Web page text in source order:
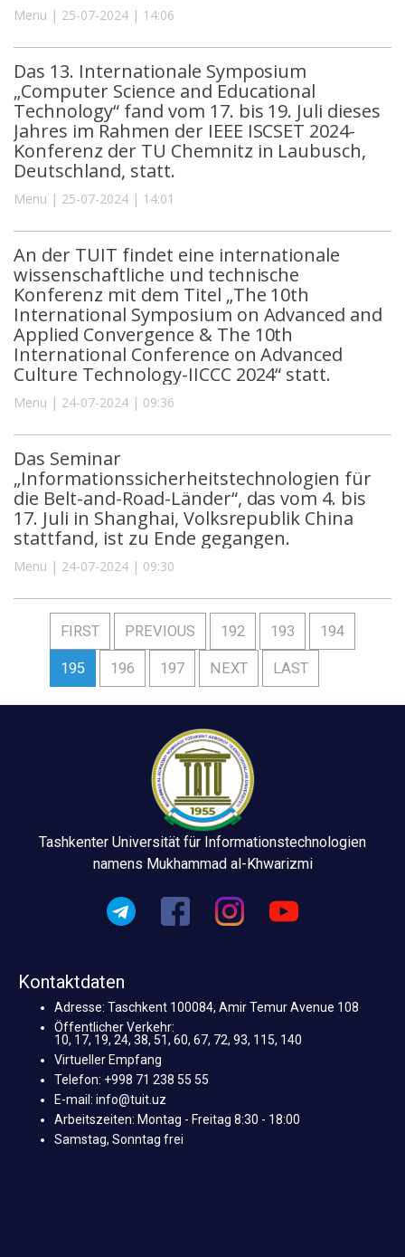
Menu | 25-07-2024 | 14:06
Das 13. Internationale Symposium
„Computer Science and Educational
Technology“ fand vom 17. bis 19. Juli dieses
Jahres im Rahmen der IEEE ISCSET 2024-
Konferenz der TU Chemnitz in Laubusch,
Deutschland, statt.
Menu | 25-07-2024 | 14:01
An der TUIT findet eine internationale
wissenschaftliche und technische
Konferenz mit dem Titel „The 10th
International Symposium on Advanced and
Applied Convergence & The 10th
International Conference on Advanced
Culture Technology-IICCC 2024“ statt.
Menu | 24-07-2024 | 09:36
Das Seminar
„Informationssicherheitstechnologien für
die Belt-and-Road-Länder“, das vom 4. bis
17. Juli in Shanghai, Volksrepublik China
stattfand, ist zu Ende gegangen.
Menu | 24-07-2024 | 09:30
FIRST PREVIOUS 192 193 194
195 196 197 NEXT LAST
Tashkenter Universität für Informationstechnologien
namens Mukhammad al-Khwarizmi
Kontaktdaten
Adresse: Taschkent 100084, Amir Temur Avenue 108
Öffentlicher Verkehr:
10, 17, 19, 24, 38, 51, 60, 67, 72, 93, 115, 140
Virtueller Empfang
Telefon: +998 71 238 55 55
E-mail: info@tuit.uz
Arbeitszeiten: Montag - Freitag 8:30 - 18:00
Samstag, Sonntag frei